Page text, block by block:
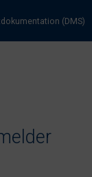
(DMS)